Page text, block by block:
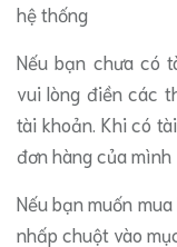
hệ thống
Nếu bạn chưa có
vui lòng điền các
tài khoản. Khi có
đơn hàng của mình
Nếu bạn muốn
nhấp chuột vào